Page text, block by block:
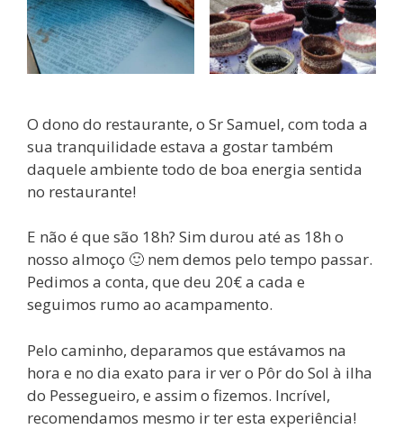
O dono do restaurante, o Sr Samuel, com toda a
sua tranquilidade estava a gostar também
daquele ambiente todo de boa energia sentida
no restaurante!
E não é que são 18h? Sim durou até as 18h o
nosso almoço 🙂 nem demos pelo tempo passar.
Pedimos a conta, que deu 20€ a cada e
seguimos rumo ao acampamento.
Pelo caminho, deparamos que estávamos na
hora e no dia exato para ir ver o Pôr do Sol à ilha
do Pessegueiro, e assim o fizemos. Incrível,
recomendamos mesmo ir ter esta experiência!